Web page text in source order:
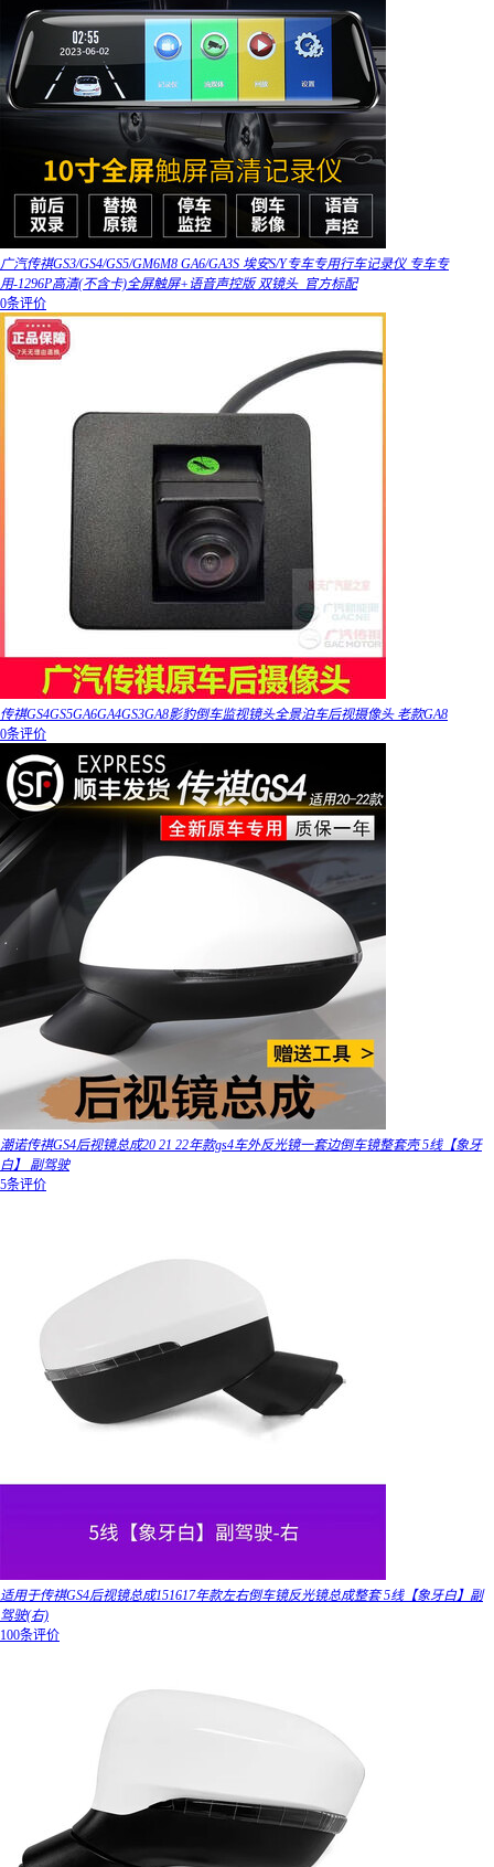
广汽传祺GS3/GS4/GS5/GM6M8 GA6/GA3S 埃安S/Y专车专用行车记录仪 专车专
用-1296P高清(不含卡)全屏触屏+语音声控版 双镜头_官方标配
0条评价
传祺GS4GS5GA6GA4GS3GA8影豹倒车监视镜头全景泊车后视摄像头 老款GA8
0条评价
潮诺传祺GS4后视镜总成20 21 22年款gs4车外反光镜一套边倒车镜整套壳 5线【象牙
白】 副驾驶
5条评价
适用于传祺GS4后视镜总成151617年款左右倒车镜反光镜总成整套 5线【象牙白】副
驾驶(右)
100条评价